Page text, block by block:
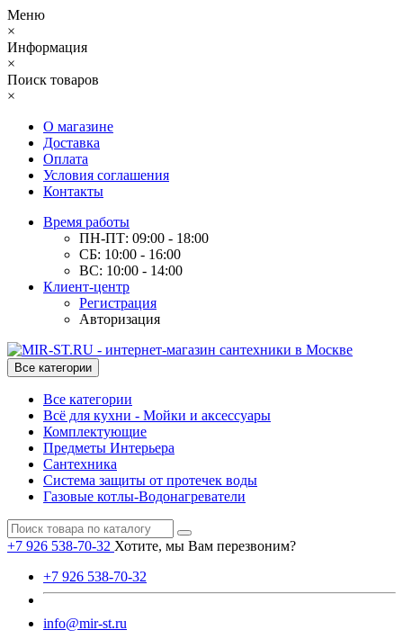
Меню
×
Информация
×
Поиск товаров
×
О магазине
Доставка
Оплата
Условия соглашения
Контакты
Время работы
ПН-ПТ: 09:00 - 18:00
СБ: 10:00 - 16:00
ВС: 10:00 - 14:00
Клиент-центр
Регистрация
Авторизация
Все категории
Все категории
Всё для кухни - Мойки и аксессуары
Комплектующие
Предметы Интерьера
Сантехника
Система защиты от протечек воды
Газовые котлы-Водонагреватели
+7 926 538-70-32 Хотите, мы Вам перезвоним?
+7 926 538-70-32
info@mir-st.ru